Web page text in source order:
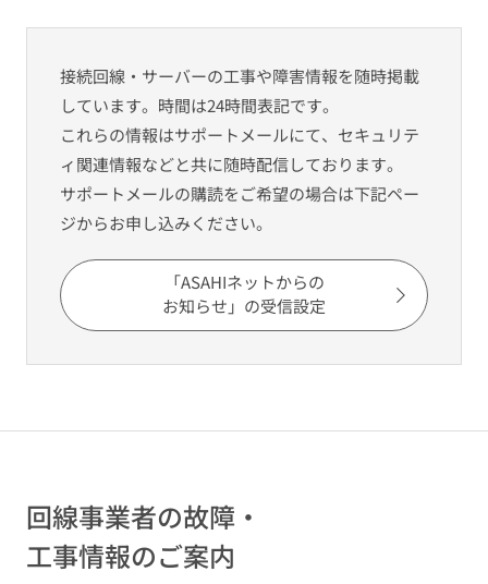
接続回線・サーバーの工事や障害情報を随時掲載
しています。時間は24時間表記です。
これらの情報はサポートメールにて、セキュリテ
ィ関連情報などと共に随時配信しております。
サポートメールの購読をご希望の場合は下記ペー
ジからお申し込みください。
「ASAHIネットからの
お知らせ」の受信設定
回線事業者の故障・
工事情報のご案内